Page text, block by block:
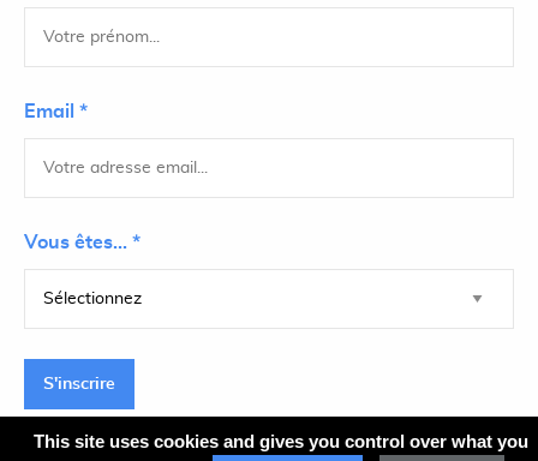
Email *
Vous êtes... *
S'inscrire
This site uses cookies and gives you control over what you